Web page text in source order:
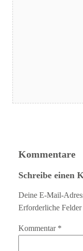
Kommentare
Schreibe einen
Deine E-Mail-
Erforderliche
Kommentar *